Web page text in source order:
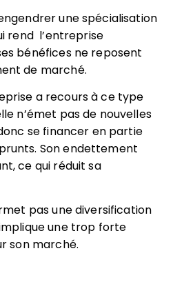
une spécialisation
rend l’entreprise
bénéfices ne reposent
de marché.
a recours à ce type
n’émet pas de nouvelles
se financer en partie
Son endettement
ce qui réduit sa
pas une diversification
une trop forte
son marché.